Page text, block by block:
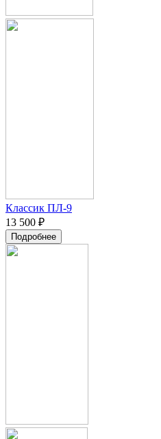
Классик ПЛ-9
13 500 ₽
Подробнее